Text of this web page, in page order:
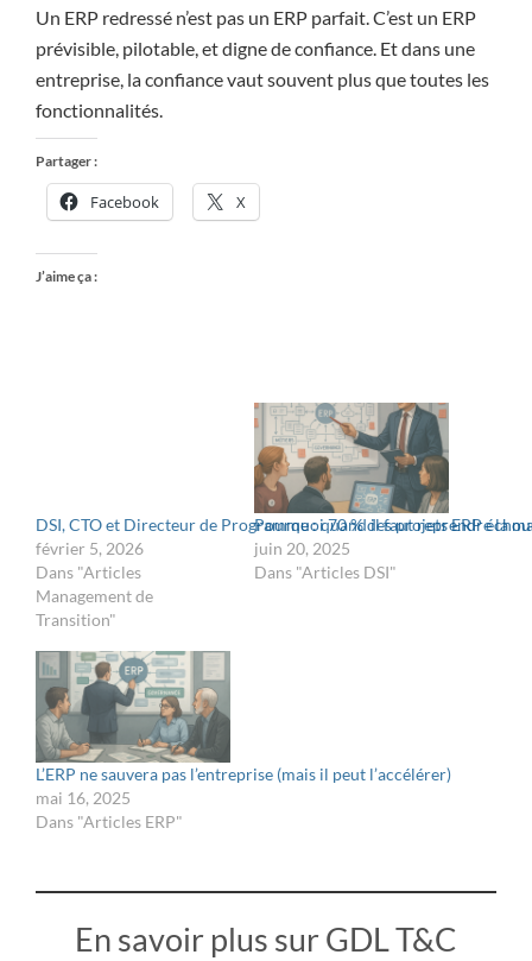
Un ERP redressé n’est pas un ERP parfait. C’est un ERP
prévisible, pilotable, et digne de confiance. Et dans une
entreprise, la confiance vaut souvent plus que toutes les
fonctionnalités.
Partager :
Facebook X
J’aime ça :
DSI, CTO et Directeur de Programme : quand il faut reprendre la
février 5, 2026
Dans "Articles
Management de
Transition"
Pourquoi 70 % des projets ERP
juin 20, 2025
Dans "Articles DSI"
L’ERP ne sauvera pas l’entreprise (mais il peut l’accélérer)
mai 16, 2025
Dans "Articles ERP"
En savoir plus sur GDL T&C